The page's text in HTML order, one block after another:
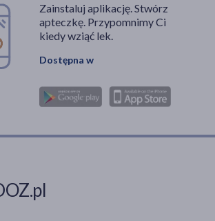
Zainstaluj aplikację. Stwórz
apteczkę. Przypomnimy Ci
kiedy wziąć lek.
Dostępna w